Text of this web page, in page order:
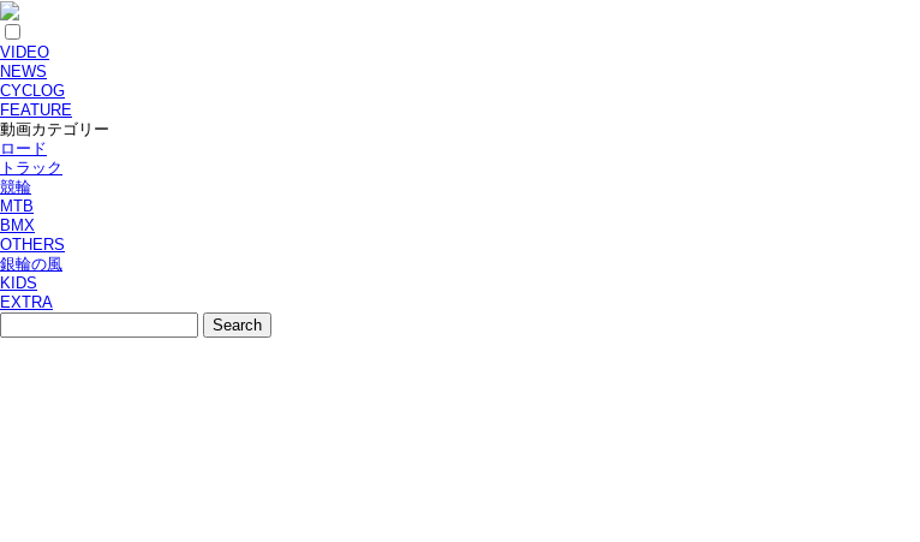
VIDEO
NEWS
CYCLOG
FEATURE
動画カテゴリー
ロード
トラック
競輪
MTB
BMX
OTHERS
銀輪の風
KIDS
EXTRA